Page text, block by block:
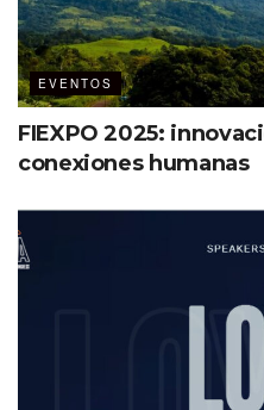
EVENTOS
FIEXPO 2025:
conexiones humanas